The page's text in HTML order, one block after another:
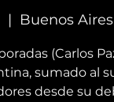
  |
Buenos Aires
(Carlos
sumado al
desde su